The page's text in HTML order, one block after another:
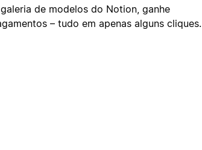
de modelos do Notion, ganhe
– tudo em apenas alguns cliques.